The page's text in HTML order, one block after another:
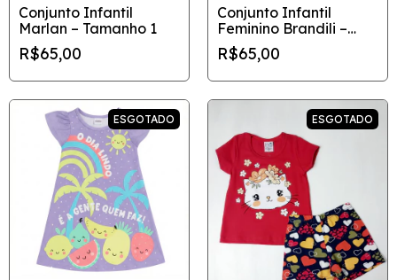
Conjunto Infantil
Marlan – Tamanho 1
R$65,00
Conjunto Infantil
Feminino Brandili –
Diversas Cores
R$65,00
ESGOTADO ESGOTADO